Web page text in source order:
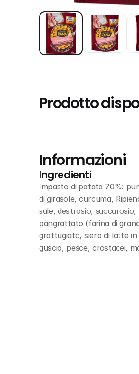
Prodotto
Informazioni
Ingredienti
Impasto di patata 70%:
di girasole, curcuma,
sale, destrosio,
pangrattato (farina di
grattugiato, siero di latte
guscio, pesce, crostacei,